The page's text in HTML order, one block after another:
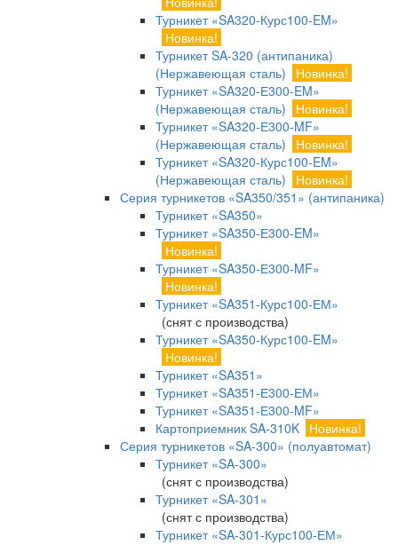
Турникет «SA320-Курс100-EM»
Новинка!
Турникет SA-320 (антипаника)
(Нержавеющая сталь)
Новинка!
Турникет «SA320-Е300-EM»
(Нержавеющая сталь)
Новинка!
Турникет «SA320-Е300-MF»
(Нержавеющая сталь)
Новинка!
Турникет «SA320-Курс100-EM»
(Нержавеющая сталь)
Новинка!
Серия турникетов «SA350/351» (антипаника)
Турникет «SA350»
Турникет «SA350-Е300-EM»
Новинка!
Турникет «SA350-Е300-MF»
Новинка!
Турникет «SA351-Курс100-ЕМ»
(снят с производства)
Турникет «SA350-Курс100-EM»
Новинка!
Турникет «SA351»
Турникет «SA351-Е300-ЕМ»
Турникет «SA351-Е300-MF»
Картоприемник SA-310K Новинка!
Серия турникетов «SA-300» (полуавтомат)
Турникет «SA-300»
(снят с производства)
Турникет «SA-301»
(снят с производства)
Турникет «SA-301-Курс100-ЕМ»